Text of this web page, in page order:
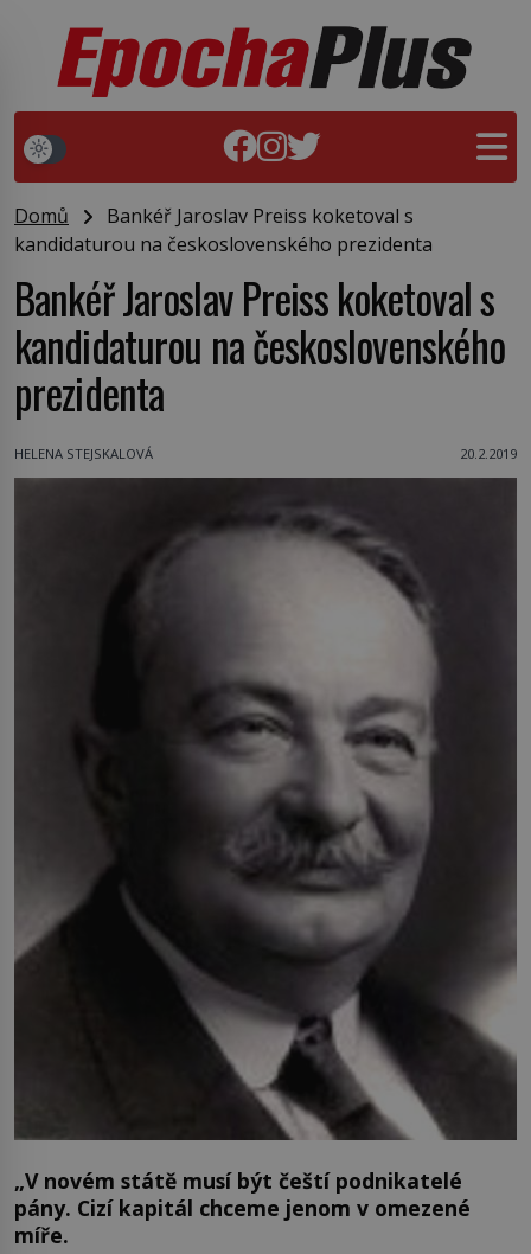
Domů
Bankéř Jaroslav Preiss koketoval s
kandidaturou na československého prezidenta
Bankéř Jaroslav Preiss koketoval s
kandidaturou na československého
prezidenta
HELENA STEJSKALOVÁ 20.2.2019
„V novém státě musí být čeští podnikatelé
pány. Cizí kapitál chceme jenom v omezené
míře.